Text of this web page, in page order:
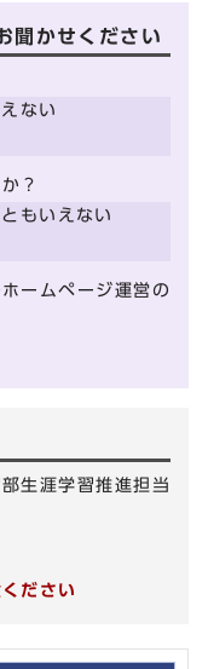
聞かせください
ない
？
もいえない
ームページ運営の
生涯学習推進担当
ださい